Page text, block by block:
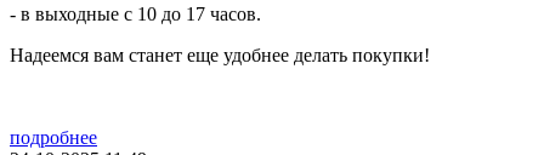
- в выходные с 10 до 17 часов.
Надеемся вам станет еще удобнее делать покупки!
подробнее